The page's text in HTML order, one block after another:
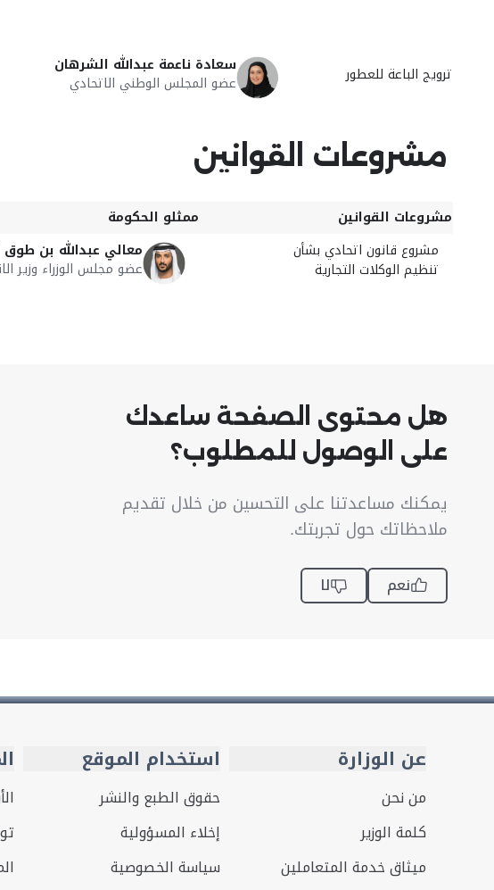
ترويج الباعة للعطور سعادة ناعمة عبدالله الشرهان
عضو المجلس الوطني الاتحادي
مشروعات القوانين
مشروعات القوانين ممثلو الحكومة
مشروع قانون اتحادي بشأن
تنظيم الوكلات التجارية
معالي عبدالله بن طوق
عضو مجلس الوزراء وزير
هل محتوى الصفحة ساعدك
على الوصول للمطلوب؟
يمكنك مساعدتنا على التحسين من خلال تقديم
ملاحظاتك حول تجربتك.
نعم لا
عن الوزارة
من نحن
كلمة الوزير
ميثاق خدمة المتعاملين
استخدام الموقع
حقوق الطبع والنشر
إخلاء المسؤولية
سياسة الخصوصية